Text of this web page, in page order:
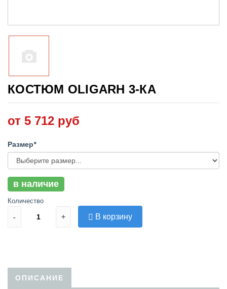
КОСТЮМ OLIGARH 3-КА
от 5 712 руб
Размер*
в наличие
Количество
- + В корзину
ОПИСАНИЕ